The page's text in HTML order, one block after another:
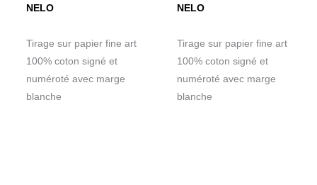
NELO
Tirage sur papier fine art
100% coton signé et
numéroté avec marge
blanche
NELO
Tirage sur papier fine art
100% coton signé et
numéroté avec marge
blanche